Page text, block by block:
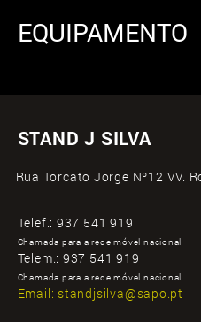
EQUIPAMENTO
STAND J SILVA
Rua Torcato Jorge Nº12 VV.
Telef.: 937 541 919
Chamada para a rede móvel nacional
Telem.: 937 541 919
Chamada para a rede móvel nacional
Email: standjsilva@sapo.pt